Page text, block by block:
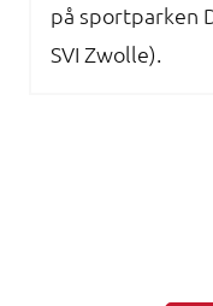
på sportparken
SVI Zwolle).